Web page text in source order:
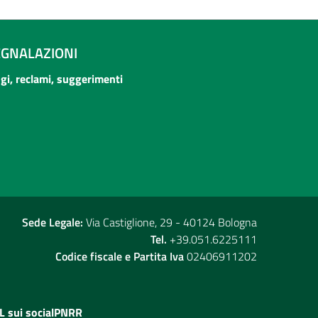
reclami, suggerimenti
Sede Legale: Via Castiglione, 29 - 40124 Bologna
Tel. +39.051.6225111
Codice fiscale e Partita Iva02406911202
sui socialPNRR